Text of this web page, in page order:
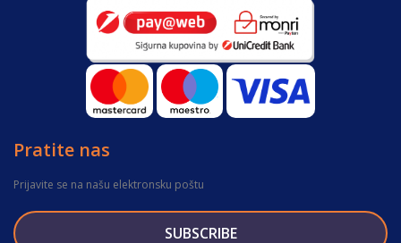
Pratite nas
Prijavite se na našu elektronsku poštu
SUBSCRIBE